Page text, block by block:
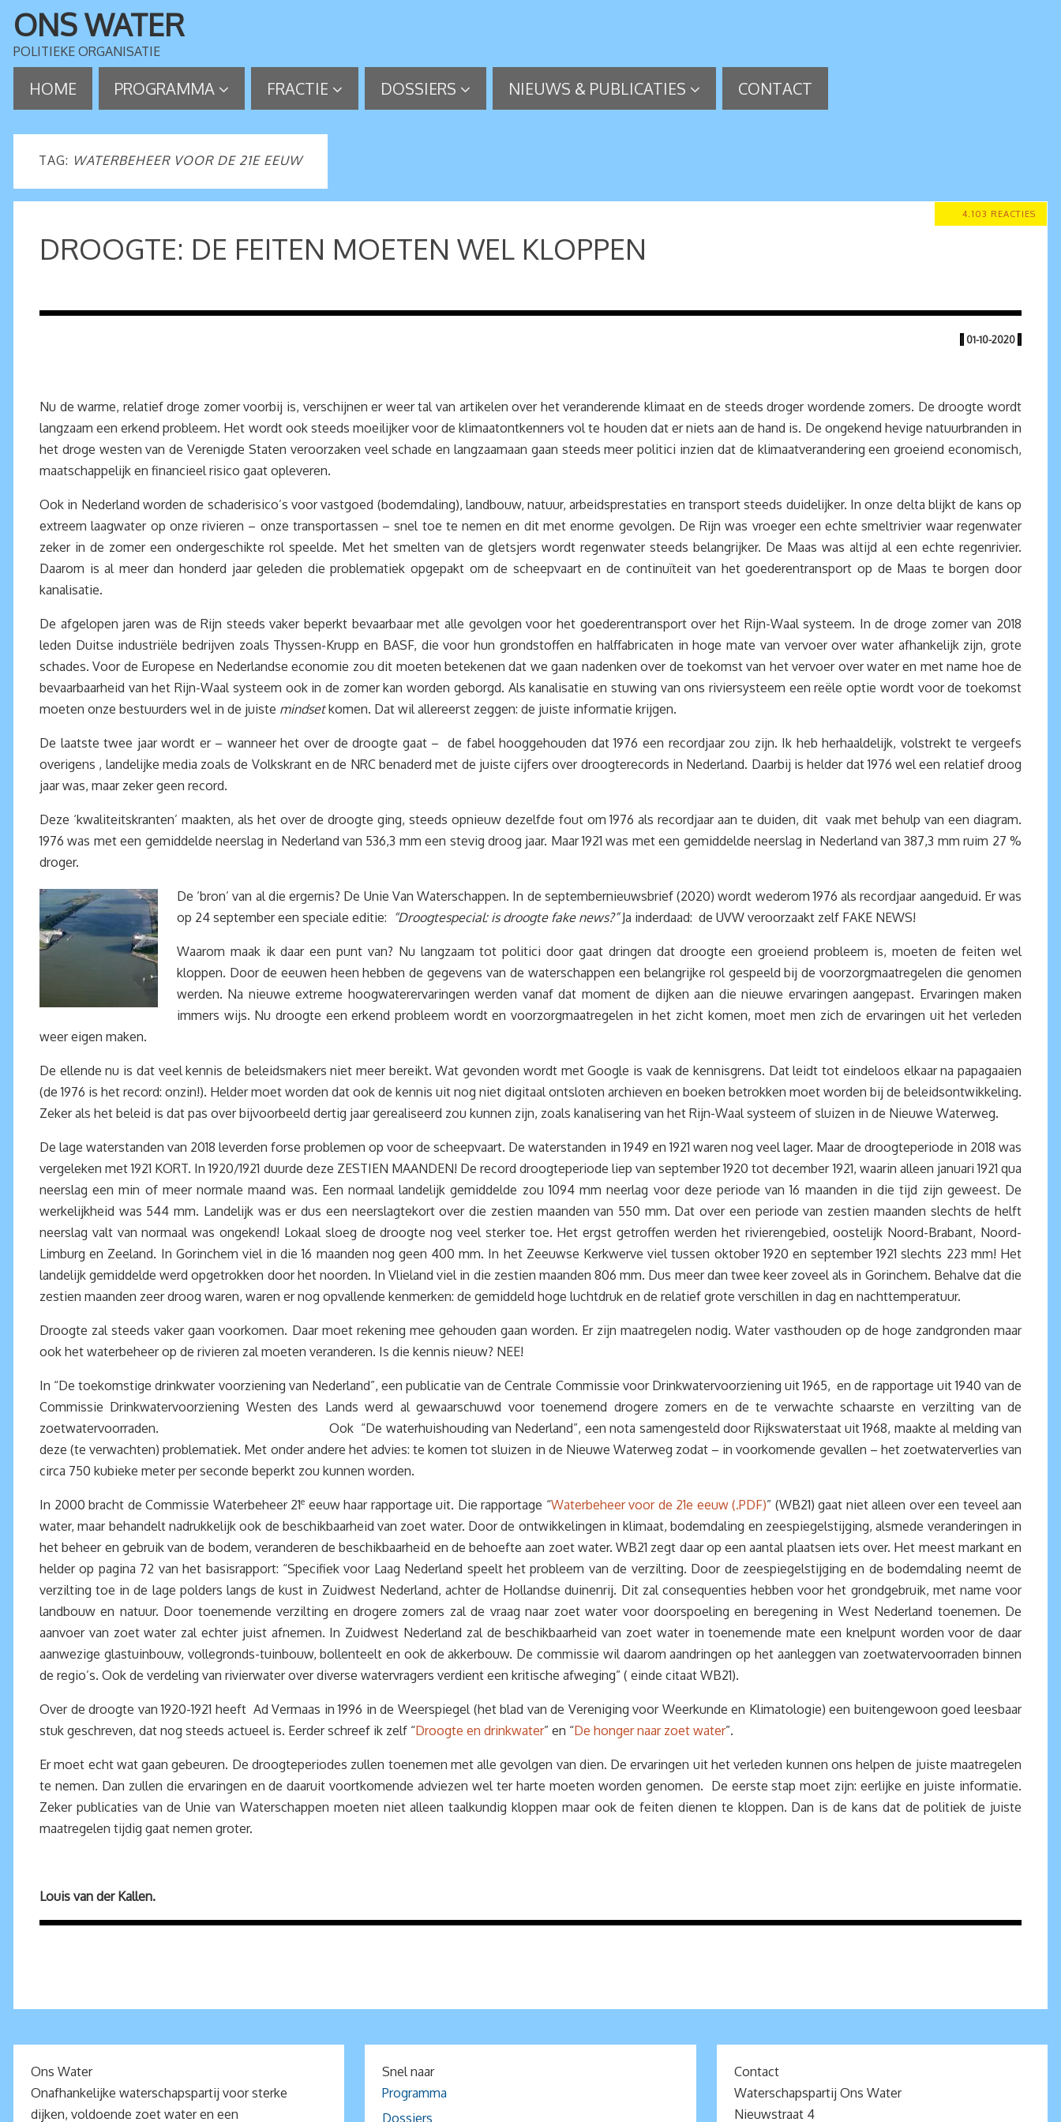
ONS WATER
POLITIEKE ORGANISATIE
HOME PROGRAMMA FRACTIE DOSSIERS NIEUWS & PUBLICATIES CONTACT
TAG: WATERBEHEER VOOR DE 21E EEUW
4.103 REACTIES
DROOGTE: DE FEITEN MOETEN WEL KLOPPEN
| 01-10-2020 |
Nu de warme, relatief droge zomer voorbij is, verschijnen er weer tal van artikelen over het veranderende klimaat en de steeds droger wordende zomers. De droogte wordt
langzaam een erkend probleem. Het wordt ook steeds moeilijker voor de klimaatontkenners vol te houden dat er niets aan de hand is. De ongekend hevige natuurbranden in
het droge westen van de Verenigde Staten veroorzaken veel schade en langzaamaan gaan steeds meer politici inzien dat de klimaatverandering een groeiend economisch,
maatschappelijk en financieel risico gaat opleveren.
Ook in Nederland worden de schaderisico’s voor vastgoed (bodemdaling), landbouw, natuur, arbeidsprestaties en transport steeds duidelijker. In onze delta blijkt de kans op
extreem laagwater op onze rivieren – onze transportassen – snel toe te nemen en dit met enorme gevolgen. De Rijn was vroeger een echte smeltrivier waar regenwater
zeker in de zomer een ondergeschikte rol speelde. Met het smelten van de gletsjers wordt regenwater steeds belangrijker. De Maas was altijd al een echte regenrivier.
Daarom is al meer dan honderd jaar geleden die problematiek opgepakt om de scheepvaart en de continuïteit van het goederentransport op de Maas te borgen door
kanalisatie.
De afgelopen jaren was de Rijn steeds vaker beperkt bevaarbaar met alle gevolgen voor het goederentransport over het Rijn-Waal systeem. In de droge zomer van 2018
leden Duitse industriële bedrijven zoals Thyssen-Krupp en BASF, die voor hun grondstoffen en halffabricaten in hoge mate van vervoer over water afhankelijk zijn, grote
schades. Voor de Europese en Nederlandse economie zou dit moeten betekenen dat we gaan nadenken over de toekomst van het vervoer over water en met name hoe de
bevaarbaarheid van het Rijn-Waal systeem ook in de zomer kan worden geborgd. Als kanalisatie en stuwing van ons riviersysteem een reële optie wordt voor de toekomst
moeten onze bestuurders wel in de juiste mindsetkomen. Dat wil allereerst zeggen: de juiste informatie krijgen.
De laatste twee jaar wordt er – wanneer het over de droogte gaat – de fabel hooggehouden dat 1976 een recordjaar zou zijn. Ik heb herhaaldelijk, volstrekt te vergeefs
overigens , landelijke media zoals de Volkskrant en de NRC benaderd met de juiste cijfers over droogterecords in Nederland. Daarbij is helder dat 1976 wel een relatief droog
jaar was, maar zeker geen record.
Deze ‘kwaliteitskranten’ maakten, als het over de droogte ging, steeds opnieuw dezelfde fout om 1976 als recordjaar aan te duiden, dit vaak met behulp van een diagram.
1976 was met een gemiddelde neerslag in Nederland van 536,3 mm een stevig droog jaar. Maar 1921 was met een gemiddelde neerslag in Nederland van 387,3 mm ruim 27 %
droger.
De ‘bron’ van al die ergernis? De Unie Van Waterschappen. In de septembernieuwsbrief (2020) wordt wederom 1976 als recordjaar aangeduid. Er was
op 24 september een speciale editie: “Droogtespecial: is droogte fake news?”Ja inderdaad: de UVW veroorzaakt zelf FAKE NEWS!
Waarom maak ik daar een punt van? Nu langzaam tot politici door gaat dringen dat droogte een groeiend probleem is, moeten de feiten wel
kloppen. Door de eeuwen heen hebben de gegevens van de waterschappen een belangrijke rol gespeeld bij de voorzorgmaatregelen die genomen
werden. Na nieuwe extreme hoogwaterervaringen werden vanaf dat moment de dijken aan die nieuwe ervaringen aangepast. Ervaringen maken
immers wijs. Nu droogte een erkend probleem wordt en voorzorgmaatregelen in het zicht komen, moet men zich de ervaringen uit het verleden
weer eigen maken.
De ellende nu is dat veel kennis de beleidsmakers niet meer bereikt. Wat gevonden wordt met Google is vaak de kennisgrens. Dat leidt tot eindeloos elkaar na papagaaien
(de 1976 is het record: onzin!). Helder moet worden dat ook de kennis uit nog niet digitaal ontsloten archieven en boeken betrokken moet worden bij de beleidsontwikkeling.
Zeker als het beleid is dat pas over bijvoorbeeld dertig jaar gerealiseerd zou kunnen zijn, zoals kanalisering van het Rijn-Waal systeem of sluizen in de Nieuwe Waterweg.
De lage waterstanden van 2018 leverden forse problemen op voor de scheepvaart. De waterstanden in 1949 en 1921 waren nog veel lager. Maar de droogteperiode in 2018 was
vergeleken met 1921 KORT. In 1920/1921 duurde deze ZESTIEN MAANDEN! De record droogteperiode liep van september 1920 tot december 1921, waarin alleen januari 1921 qua
neerslag een min of meer normale maand was. Een normaal landelijk gemiddelde zou 1094 mm neerlag voor deze periode van 16 maanden in die tijd zijn geweest. De
werkelijkheid was 544 mm. Landelijk was er dus een neerslagtekort over die zestien maanden van 550 mm. Dat over een periode van zestien maanden slechts de helft
neerslag valt van normaal was ongekend! Lokaal sloeg de droogte nog veel sterker toe. Het ergst getroffen werden het rivierengebied, oostelijk Noord-Brabant, Noord-
Limburg en Zeeland. In Gorinchem viel in die 16 maanden nog geen 400 mm. In het Zeeuwse Kerkwerve viel tussen oktober 1920 en september 1921 slechts 223 mm! Het
landelijk gemiddelde werd opgetrokken door het noorden. In Vlieland viel in die zestien maanden 806 mm. Dus meer dan twee keer zoveel als in Gorinchem. Behalve dat die
zestien maanden zeer droog waren, waren er nog opvallende kenmerken: de gemiddeld hoge luchtdruk en de relatief grote verschillen in dag en nachttemperatuur.
Droogte zal steeds vaker gaan voorkomen. Daar moet rekening mee gehouden gaan worden. Er zijn maatregelen nodig. Water vasthouden op de hoge zandgronden maar
ook het waterbeheer op de rivieren zal moeten veranderen. Is die kennis nieuw? NEE!
In “De toekomstige drinkwater voorziening van Nederland”, een publicatie van de Centrale Commissie voor Drinkwatervoorziening uit 1965, en de rapportage uit 1940 van de
Commissie Drinkwatervoorziening Westen des Lands werd al gewaarschuwd voor toenemend drogere zomers en de te verwachte schaarste en verzilting van de
zoetwatervoorraden. Ook “De waterhuishouding van Nederland”, een nota samengesteld door Rijkswaterstaat uit 1968, maakte al melding van
deze (te verwachten) problematiek. Met onder andere het advies: te komen tot sluizen in de Nieuwe Waterweg zodat – in voorkomende gevallen – het zoetwaterverlies van
circa 750 kubieke meter per seconde beperkt zou kunnen worden.
In 2000 bracht de Commissie Waterbeheer 21e eeuw haar rapportage uit. Die rapportage “Waterbeheer voor de 21e eeuw (.PDF)” (WB21) gaat niet alleen over een teveel aan
water, maar behandelt nadrukkelijk ook de beschikbaarheid van zoet water. Door de ontwikkelingen in klimaat, bodemdaling en zeespiegelstijging, alsmede veranderingen in
het beheer en gebruik van de bodem, veranderen de beschikbaarheid en de behoefte aan zoet water. WB21 zegt daar op een aantal plaatsen iets over. Het meest markant en
helder op pagina 72 van het basisrapport: “Specifiek voor Laag Nederland speelt het probleem van de verzilting. Door de zeespiegelstijging en de bodemdaling neemt de
verzilting toe in de lage polders langs de kust in Zuidwest Nederland, achter de Hollandse duinenrij. Dit zal consequenties hebben voor het grondgebruik, met name voor
landbouw en natuur. Door toenemende verzilting en drogere zomers zal de vraag naar zoet water voor doorspoeling en beregening in West Nederland toenemen. De
aanvoer van zoet water zal echter juist afnemen. In Zuidwest Nederland zal de beschikbaarheid van zoet water in toenemende mate een knelpunt worden voor de daar
aanwezige glastuinbouw, vollegronds-tuinbouw, bollenteelt en ook de akkerbouw. De commissie wil daarom aandringen op het aanleggen van zoetwatervoorraden binnen
de regio’s. Ook de verdeling van rivierwater over diverse watervragers verdient een kritische afweging” ( einde citaat WB21).
Over de droogte van 1920-1921 heeft Ad Vermaas in 1996 in de Weerspiegel (het blad van de Vereniging voor Weerkunde en Klimatologie) een buitengewoon goed leesbaar
stuk geschreven, dat nog steeds actueel is. Eerder schreef ik zelf “Droogte en drinkwater” en “De honger naar zoet water”.
Er moet echt wat gaan gebeuren. De droogteperiodes zullen toenemen met alle gevolgen van dien. De ervaringen uit het verleden kunnen ons helpen de juiste maatregelen
te nemen. Dan zullen die ervaringen en de daaruit voortkomende adviezen wel ter harte moeten worden genomen. De eerste stap moet zijn: eerlijke en juiste informatie.
Zeker publicaties van de Unie van Waterschappen moeten niet alleen taalkundig kloppen maar ook de feiten dienen te kloppen. Dan is de kans dat de politiek de juiste
maatregelen tijdig gaat nemen groter.
Louis van der Kallen.
Ons Water
Onafhankelijke waterschapspartij voor sterke
dijken, voldoende zoet water en een
Snel naar
Programma
Dossiers
Contact
Waterschapspartij Ons Water
Nieuwstraat 4